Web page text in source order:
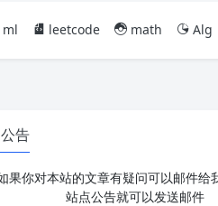
ml leetcode math Alg
公告
果你对本站的文章有疑问可以邮件给
站点公告就可以发送邮件